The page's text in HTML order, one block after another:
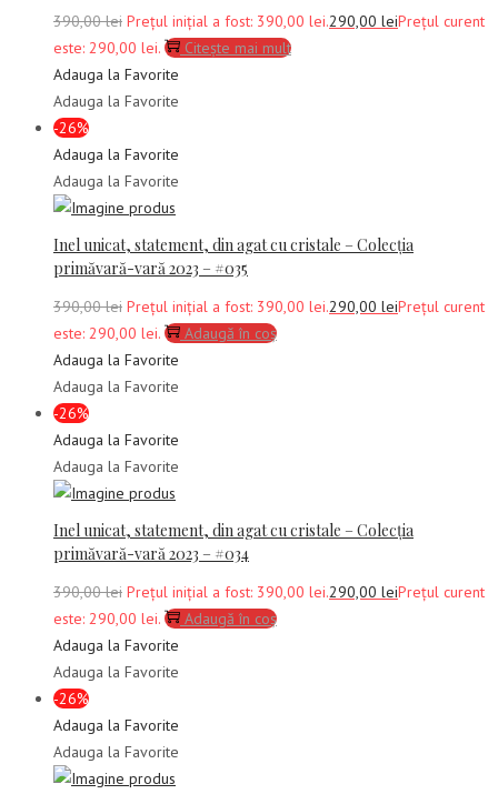
390,00lei Prețul inițial a fost: 390,00 lei.290,00 leiPrețul curent
este: 290,00 lei.
Citește mai mult
Adauga la Favorite
Adauga la Favorite
-26%
Adauga la Favorite
Adauga la Favorite
Inel unicat, statement, din agat cu cristale – Colecția
primăvară-vară 2023 – #035
390,00lei Prețul inițial a fost: 390,00 lei.290,00 leiPrețul curent
este: 290,00 lei.
Adaugă în coș
Adauga la Favorite
Adauga la Favorite
-26%
Adauga la Favorite
Adauga la Favorite
Inel unicat, statement, din agat cu cristale – Colecția
primăvară-vară 2023 – #034
390,00lei Prețul inițial a fost: 390,00 lei.290,00 leiPrețul curent
este: 290,00 lei.
Adaugă în coș
Adauga la Favorite
Adauga la Favorite
-26%
Adauga la Favorite
Adauga la Favorite